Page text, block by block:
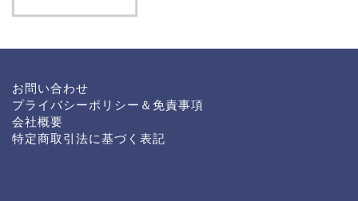
お問い合わせ
プライバシーポリシー＆免責事項
会社概要
特定商取引法に基づく表記